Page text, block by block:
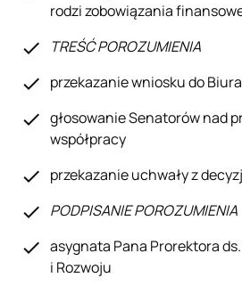
rodzi zobowiązania
TREŚĆ POROZUMIENIA
przekazanie wniosku do
głosowanie Senatorów nad
współpracy
przekazanie uchwały z
PODPISANIE POROZUMIENIA
asygnata Pana Prorektora
i Rozwoju